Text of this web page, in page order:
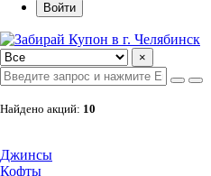
Войти
×
Найдено акций: 10
Джинсы
Кофты